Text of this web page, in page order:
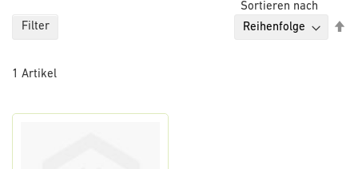
1 Artikel
Sortieren nach
Filter